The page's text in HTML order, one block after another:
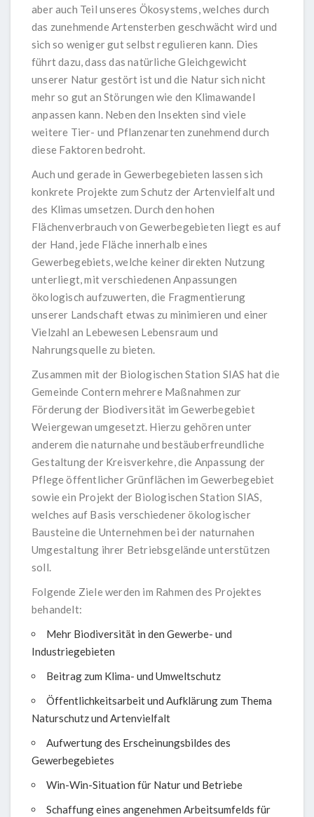
aber auch Teil unseres Ökosystems, welches durch
das zunehmende Artensterben geschwächt wird und
sich so weniger gut selbst regulieren kann. Dies
führt dazu, dass das natürliche Gleichgewicht
unserer Natur gestört ist und die Natur sich nicht
mehr so gut an Störungen wie den Klimawandel
anpassen kann. Neben den Insekten sind viele
weitere Tier- und Pflanzenarten zunehmend durch
diese Faktoren bedroht.
Auch und gerade in Gewerbegebieten lassen sich
konkrete Projekte zum Schutz der Artenvielfalt und
des Klimas umsetzen. Durch den hohen
Flächenverbrauch von Gewerbegebieten liegt es auf
der Hand, jede Fläche innerhalb eines
Gewerbegebiets, welche keiner direkten Nutzung
unterliegt, mit verschiedenen Anpassungen
ökologisch aufzuwerten, die Fragmentierung
unserer Landschaft etwas zu minimieren und einer
Vielzahl an Lebewesen Lebensraum und
Nahrungsquelle zu bieten.
Zusammen mit der Biologischen Station SIAS hat die
Gemeinde Contern mehrere Maßnahmen zur
Förderung der Biodiversität im Gewerbegebiet
Weiergewan umgesetzt. Hierzu gehören unter
anderem die naturnahe und bestäuberfreundliche
Gestaltung der Kreisverkehre, die Anpassung der
Pflege öffentlicher Grünflächen im Gewerbegebiet
sowie ein Projekt der Biologischen Station SIAS,
welches auf Basis verschiedener ökologischer
Bausteine die Unternehmen bei der naturnahen
Umgestaltung ihrer Betriebsgelände unterstützen
soll.
Folgende Ziele werden im Rahmen des Projektes
behandelt:
Mehr Biodiversität in den Gewerbe- und
Industriegebieten
Beitrag zum Klima- und Umweltschutz
Öffentlichkeitsarbeit und Aufklärung zum Thema
Naturschutz und Artenvielfalt
Aufwertung des Erscheinungsbildes des
Gewerbegebietes
Win-Win-Situation für Natur und Betriebe
Schaffung eines angenehmen Arbeitsumfelds für